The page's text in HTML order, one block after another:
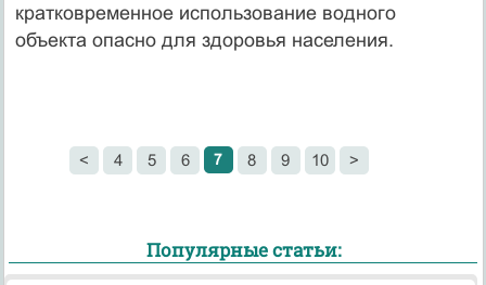
кратковременное использование водного
объекта опасно для здоровья населения.
< 4 5 6 7 8 9 10 >
Популярные статьи: